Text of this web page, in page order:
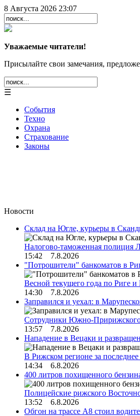
8 Августа 2026 23:07
Уважаемые читатели!
Присылайте свои замечания,
☰
События
Техно
Охрана
Страхование
Законы
Новости
Склад на Югле, курьеры в
Налогово-таможенная полиция
15:42 7.8.2026
"Потрошители" банкоматов в
Весной текущего года по Риге
14:30 7.8.2026
Заправился и уехал: в
Сотрудники Южно-Пририжского
13:57 7.8.2026
Нападение в Вецаки и
В Рижском регионе за
14:34 6.8.2026
400 литров похищенного
Полицейские рижского
13:52 6.8.2026
Обгон на трассе А8 стоил